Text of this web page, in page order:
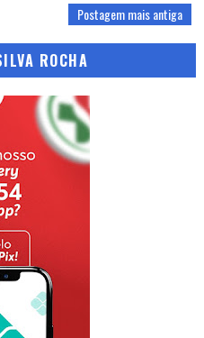
Postagem mais antiga
ROCHA